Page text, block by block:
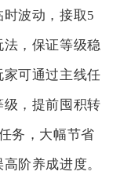
波动，接取5
，保证等级稳
可通过主线任
，提前囤积转
务，大幅节省
阶养成进度。